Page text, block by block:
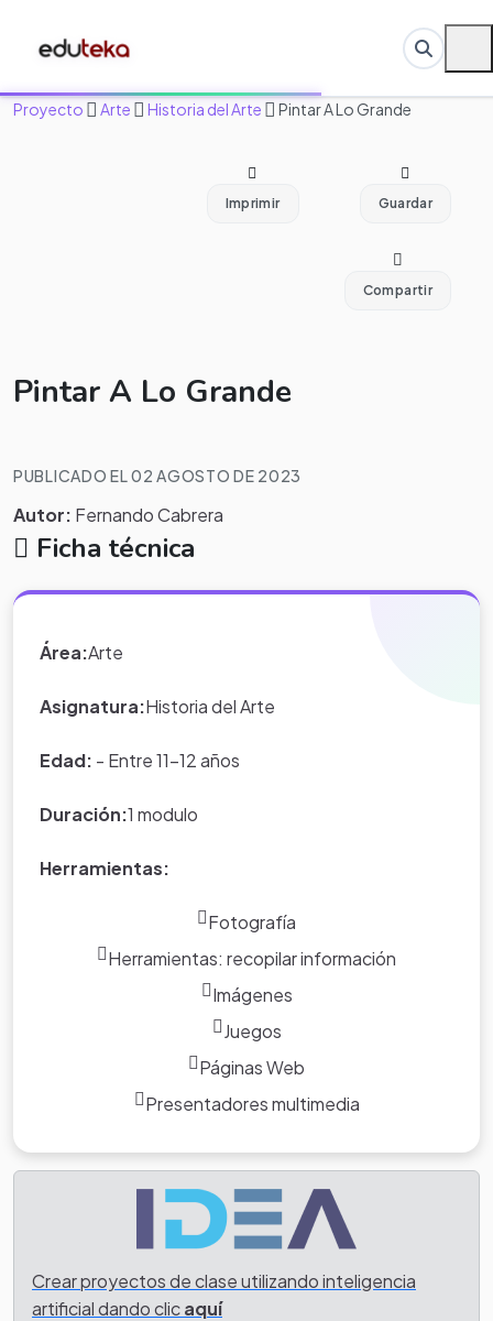
Proyecto Arte Historia del Arte Pintar A Lo Grande
Imprimir Guardar
Compartir
Pintar A Lo Grande
PUBLICADO EL 02 AGOSTO DE 2023
Autor: Fernando Cabrera
creativa el lenguaje de la pintura mural.
Ficha técnica
Área:Arte
Asignatura:Historia del Arte
Edad: - Entre 11-12 años
Duración:1 modulo
Herramientas:
Fotografía
Herramientas: recopilar información
Imágenes
Juegos
Páginas Web
Presentadores multimedia
Crear proyectos de clase utilizando inteligencia
artificial dando clicaquí